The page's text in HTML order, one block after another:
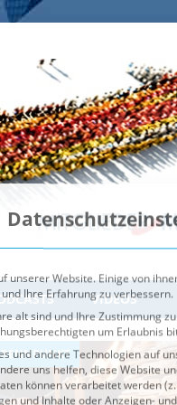
VIDEOS
unserer Website. Einige von
Ihre Erfahrung zu verbessern.
alt sind und Ihre Zustimmung
um Erlaubnis
und andere Technologien auf
können verarbeitet werden (z.
und Inhalte oder Anzeigen- und
Verwendung Ihrer Daten finden
Service-Gruppen, für
Speichern
Alle